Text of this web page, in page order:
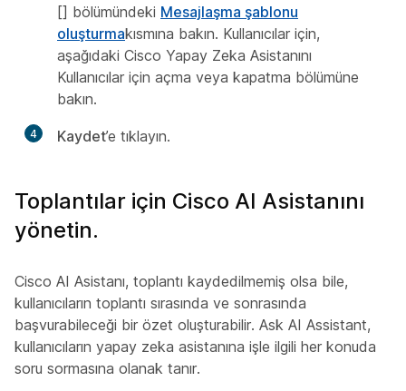
[] bölümündeki Mesajlaşma şablonu
oluşturmakısmına bakın. Kullanıcılar için,
aşağıdaki Cisco Yapay Zeka Asistanını
Kullanıcılar için açma veya kapatma bölümüne
bakın.
4 Kaydet’e tıklayın.
Toplantılar için Cisco AI Asistanını
yönetin.
Cisco AI Asistanı, toplantı kaydedilmemiş olsa bile,
kullanıcıların toplantı sırasında ve sonrasında
başvurabileceği bir özet oluşturabilir. Ask AI Assistant,
kullanıcıların yapay zeka asistanına işle ilgili her konuda
soru sormasına olanak tanır.